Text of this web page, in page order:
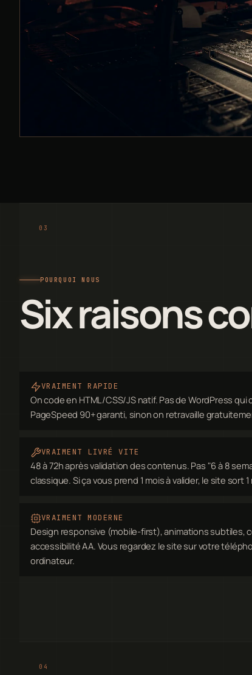
POURQUOI NOUS
Six raisons
VRAIMENT RAPIDE
On code en HTML/CSS/JS natif. Pas de WordPress
PageSpeed 90+ garanti, sinon on retravaille
VRAIMENT LIVRÉ VITE
48 à 72h après validation des contenus. Pas "6 à 8
classique. Si ça vous prend 1 mois à valider, le site sort
VRAIMENT MODERNE
Design responsive (mobile-first), animations subtiles,
accessibilité AA. Vous regardez le site sur votre
ordinateur.